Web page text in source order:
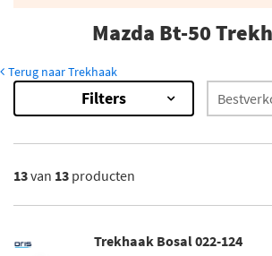
Mazda Bt-50
Terug naar Trekhaak
Resultaten
×
Brink (2)
Carpoint (6)
Filters
13van 13 producten
Trekhaak Bosal 022-124